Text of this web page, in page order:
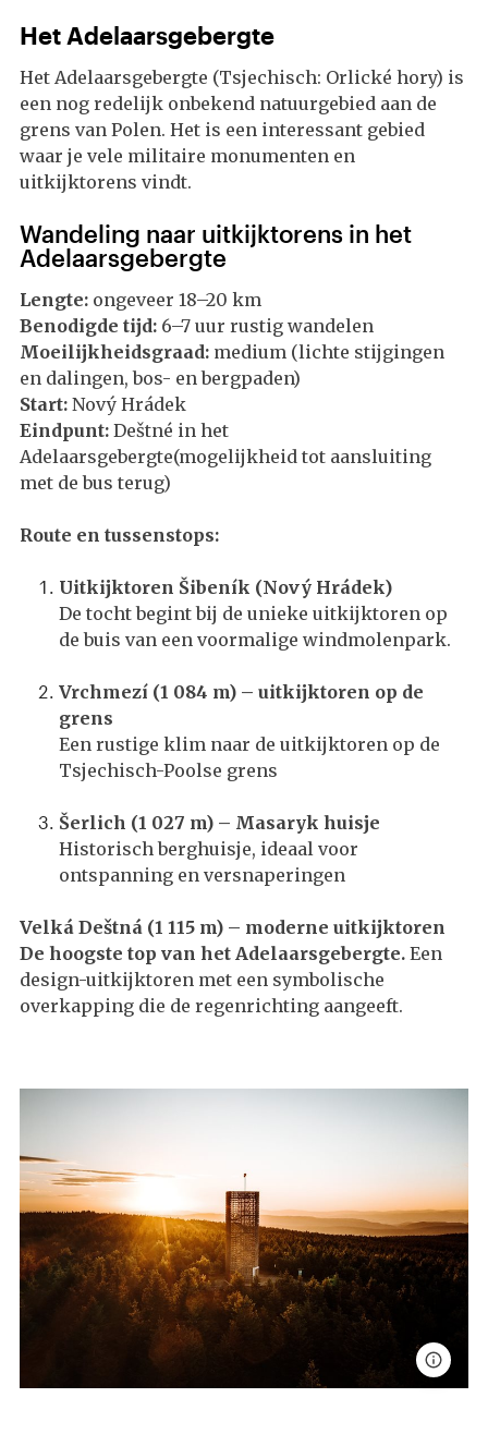
Het Adelaarsgebergte
Het Adelaarsgebergte (Tsjechisch: Orlické hory) is
een nog redelijk onbekend natuurgebied aan de
grens van Polen. Het is een interessant gebied
waar je vele militaire monumenten en
uitkijktorens vindt.
Wandeling naar uitkijktorens in het
Adelaarsgebergte
Lengte: ongeveer 18–20 km
Benodigde tijd: 6–7 uur rustig wandelen
Moeilijkheidsgraad: medium (lichte stijgingen
en dalingen, bos- en bergpaden)
Start: Nový Hrádek
Eindpunt: Deštné in het
Adelaarsgebergte(mogelijkheid tot aansluiting
met de bus terug)
Route en tussenstops:
Uitkijktoren Šibeník (Nový Hrádek)
De tocht begint bij de unieke uitkijktoren op
de buis van een voormalige windmolenpark.
Vrchmezí (1 084 m) – uitkijktoren op de
grens
Een rustige klim naar de uitkijktoren op de
Tsjechisch-Poolse grens
Šerlich (1 027 m) – Masaryk huisje
Historisch berghuisje, ideaal voor
ontspanning en versnaperingen
Velká Deštná (1 115 m) – moderne uitkijktoren
De hoogste top van het Adelaarsgebergte. Een
design-uitkijktoren met een symbolische
overkapping die de regenrichting aangeeft.